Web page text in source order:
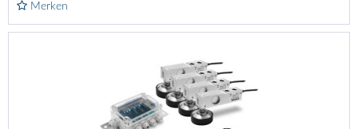
Merken